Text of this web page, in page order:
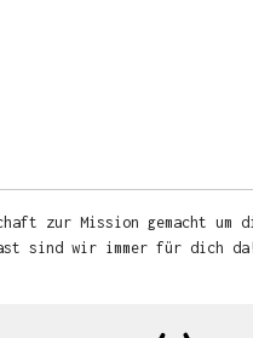
zur Mission gemacht um
sind wir immer für dich